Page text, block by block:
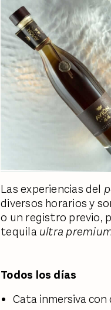
Las experiencias del
diversos horarios y
o un registro previo,
tequila ultra
Todos los días
Cata inmersiva